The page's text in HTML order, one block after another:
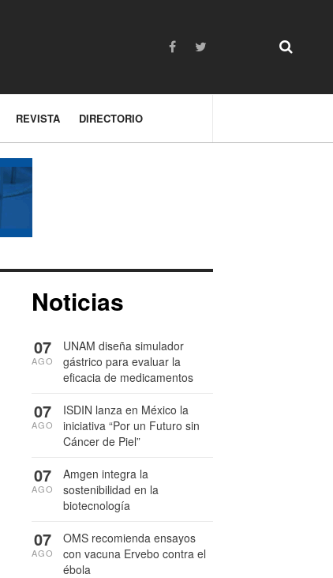
REVISTA DIRECTORIO
Noticias
UNAM diseña simulador
gástrico para evaluar la
eficacia de medicamentos
07
AGO
ISDIN lanza en México la
iniciativa “Por un Futuro sin
Cáncer de Piel”
07
AGO
Amgen integra la
sostenibilidad en la
biotecnología
07
AGO
OMS recomienda ensayos
con vacuna Ervebo contra el
ébola
07
AGO